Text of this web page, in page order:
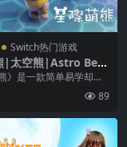
Switch热门游戏
|太空熊|Astro Bear
》是一款简单易学却难
，一边避开彼此的魔法
边绕着星球...
89